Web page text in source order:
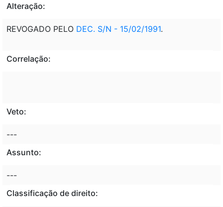
Alteração:
REVOGADO PELO DEC. S/N - 15/02/1991.
Correlação:
Veto:
---
Assunto:
---
Classificação de direito: